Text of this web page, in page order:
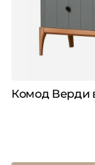
Комод Верди